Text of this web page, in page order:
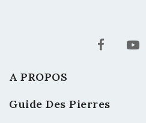
A PROPOS
Guide Des Pierres